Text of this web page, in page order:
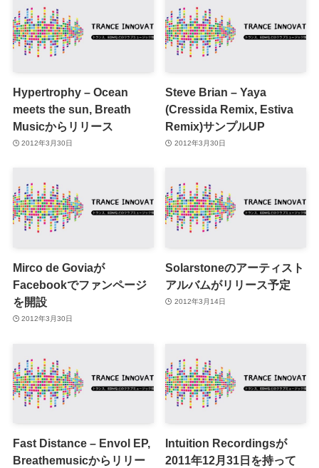
Hypertrophy – Ocean
meets the sun, Breath
Musicからリリース
2012年3月30日
Steve Brian – Yaya
(Cressida Remix, Estiva
Remix)サンプルUP
2012年3月30日
Mirco de Goviaが
Facebookでファンページ
を開設
2012年3月30日
Solarstoneのアーティスト
アルバムがリリース予定
2012年3月14日
Fast Distance – Envol EP,
Breathemusicからリリー
Intuition Recordingsが
2011年12月31日を持って